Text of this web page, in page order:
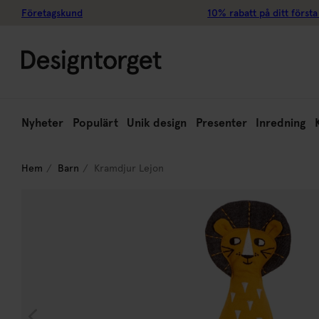
Företagskund 10% rabatt på ditt
Nyheter Populärt Unik design Presenter Inredning
Hem Barn Kramdjur Lejon